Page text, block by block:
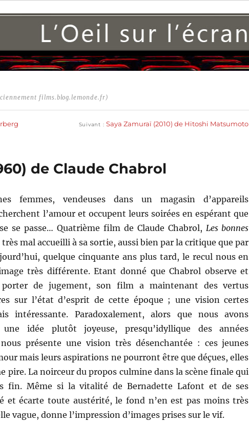
films.blog.lemonde.fr)
Suivant Saya Zamuraï (2010) de Hitoshi Matsumoto
de Claude Chabrol
femmes, vendeuses dans un magasin d’appareils
l’amour et occupent leurs soirées en espérant que
se passe… Quatrième film de Claude Chabrol, Les bonnes
très mal accueilli à sa sortie, aussi bien par la critique que par
quelque cinquante ans plus tard, le recul nous en
très différente. Etant donné que Chabrol observe et
de jugement, son film a maintenant des vertus
sur l’état d’esprit de cette époque ; une vision certes
intéressante. Paradoxalement, alors que nous avons
une idée plutôt joyeuse, presqu’idyllique des années
présente une vision très désenchantée : ces jeunes
mais leurs aspirations ne pourront être que déçues, elles
pire. La noirceur du propos culmine dans la scène finale qui
fin. Même si la vitalité de Bernadette Lafont et de ses
et écarte toute austérité, le fond n’en est pas moins très
vague, donne l’impression d’images prises sur le vif.